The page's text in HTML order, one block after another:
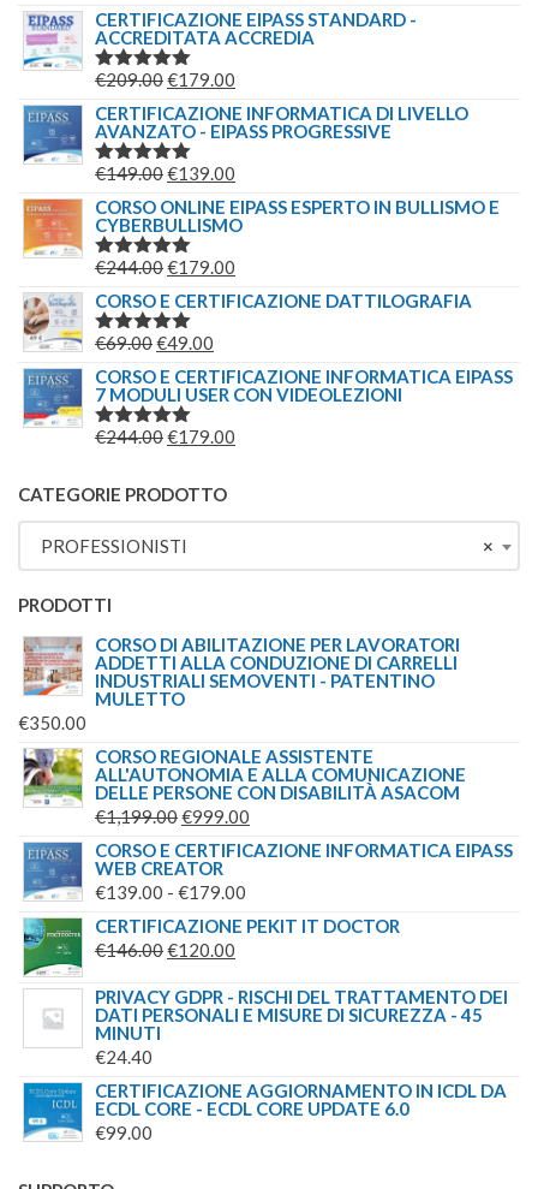
PREZZO
ORIGINALE
ERA:
PREZZO
ATTUALE
CERTIFICAZIONE EIPASS STANDARD -
ACCREDITATA ACCREDIA
VALUTATO
€209.00IL
PREZZO
ORIGINALE
ERA:
€179.00
PREZZO
ATTUALE
CERTIFICAZIONE INFORMATICA DI LIVELLO
AVANZATO - EIPASS PROGRESSIVE
VALUTATO
€149.00IL
PREZZO
ORIGINALE
ERA:
€139.00
PREZZO
ATTUALE
CORSO ONLINE EIPASS ESPERTO IN BULLISMO E
CYBERBULLISMO
VALUTATO
€244.00IL
PREZZO
ORIGINALE
ERA:
€244.00.
€179.00
PREZZO
€179.00.
CORSO E CERTIFICAZIONE DATTILOGRAFIA
VALUTATO
€69.00IL
PREZZO
ORIGINALE
ERA:
€49.00
PREZZO
ATTUALE
È:
CORSO E CERTIFICAZIONE INFORMATICA EIPASS
7 MODULI USER CON VIDEOLEZIONI
VALUTATO
€244.00IL
ORIGINALE
ERA:
€244.00.
€179.00
È:
CATEGORIE PRODOTTO
×
PROFESSIONISTI
PRODOTTI
CORSO DI ABILITAZIONE PER LAVORATORI
ADDETTI ALLA CONDUZIONE DI CARRELLI
INDUSTRIALI SEMOVENTI - PATENTINO
MULETTO
€350.00
CORSO REGIONALE ASSISTENTE
ALL'AUTONOMIA E ALLA COMUNICAZIONE
DELLE PERSONE CON DISABILITÀ ASACOM
€1,199.00IL
PREZZO
ORIGINALE
ERA:
€1,199.00.
€999.00
PREZZO
€999.00.
CORSO E CERTIFICAZIONE INFORMATICA EIPASS
WEB CREATOR
€139.00 - €179.00
DI
€139.00
CERTIFICAZIONE PEKIT IT DOCTOR
€146.00IL
ORIGINALE
€120.00
ATTUALE
PRIVACY GDPR - RISCHI DEL TRATTAMENTO DEI
DATI PERSONALI E MISURE DI SICUREZZA - 45
MINUTI
€24.40
CERTIFICAZIONE AGGIORNAMENTO IN ICDL DA
ECDL CORE - ECDL CORE UPDATE 6.0
€99.00